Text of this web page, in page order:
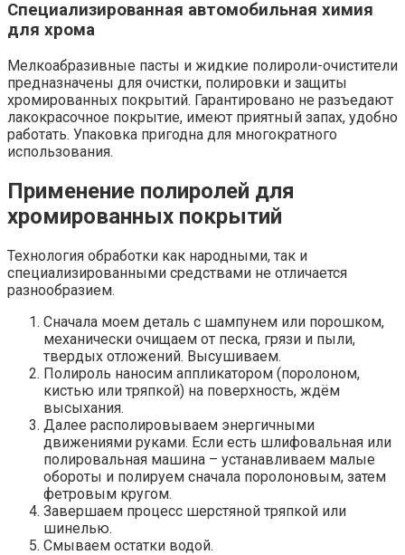
Специализированная автомобильная химия
для хрома
Мелкоабразивные пасты и жидкие полироли-очистители
предназначены для очистки, полировки и защиты
хромированных покрытий. Гарантировано не разъедают
лакокрасочное покрытие, имеют приятный запах, удобно
работать. Упаковка пригодна для многократного
использования.
Применение полиролей для
хромированных покрытий
Технология обработки как народными, так и
специализированными средствами не отличается
разнообразием.
Сначала моем деталь с шампунем или порошком,
механически очищаем от песка, грязи и пыли,
твердых отложений. Высушиваем.
Полироль наносим аппликатором (поролоном,
кистью или тряпкой) на поверхность, ждём
высыхания.
Далее располировываем энергичными
движениями руками. Если есть шлифовальная или
полировальная машина – устанавливаем малые
обороты и полируем сначала поролоновым, затем
фетровым кругом.
Завершаем процесс шерстяной тряпкой или
шинелью.
Смываем остатки водой.